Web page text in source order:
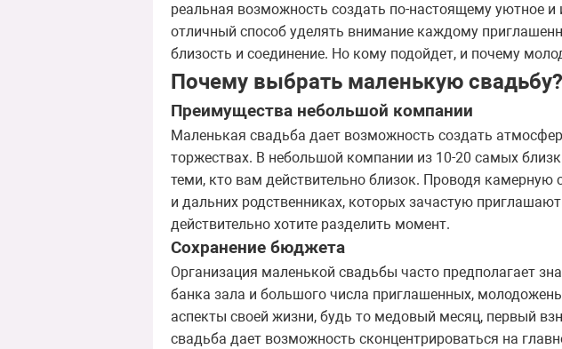
реальная возможность создать по-настоящему уютное
отличный способ уделять внимание каждому
близость и соединение. Но кому подойдет, и почему
Почему выбрать маленькую свадьбу?
Преимущества небольшой компании
Маленькая свадьба дает возможность создать
торжествах. В небольшой компании из 10-20 самых
теми, кто вам действительно близок. Проводя
и дальних родственниках, которых зачастую
действительно хотите разделить момент.
Сохранение бюджета
Организация маленькой свадьбы часто предполагает
банка зала и большого числа приглашенных,
аспекты своей жизни, будь то медовый месяц, первый
свадьба дает возможность сконцентрироваться на